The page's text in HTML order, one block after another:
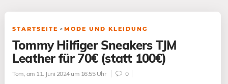
STARTSEITE > MODE UND KLEIDUNG
Tommy Hilfiger Sneakers TJM
Leather für 70€ (statt 100€)
Tom, am 11. Juni 2024 um 16:55 Uhr 0